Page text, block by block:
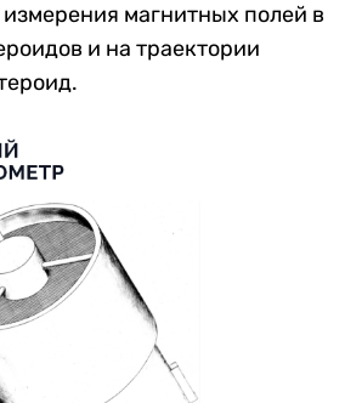
магнитных полей в
и на траектории